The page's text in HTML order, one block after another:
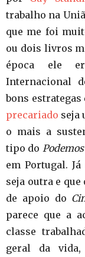
trabalho na
que me foi
ou dois livros
época ele
Internacional
bons
precariado seja
o mais a
tipo do Podemos
em Portugal.
seja outra e
de apoio do
parece que a
classe
geral da vida,